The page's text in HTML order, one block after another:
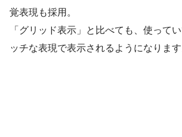
覚表現も採用。
「グリッド表示」と比べても、使って
ッチな表現で表示されるようになります